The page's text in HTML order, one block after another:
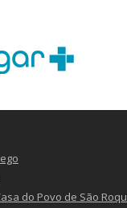
do Povo de São